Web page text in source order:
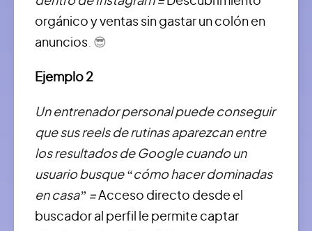
orgánico y ventas sin gastar un colón en
anuncios. 😎
Ejemplo 2
Un entrenador personal puede conseguir
que sus reels de rutinas aparezcan entre
los resultados de Google cuando un
usuario busque “cómo hacer dominadas
en casa” =Acceso directo desde el
buscador al perfil le permite captar